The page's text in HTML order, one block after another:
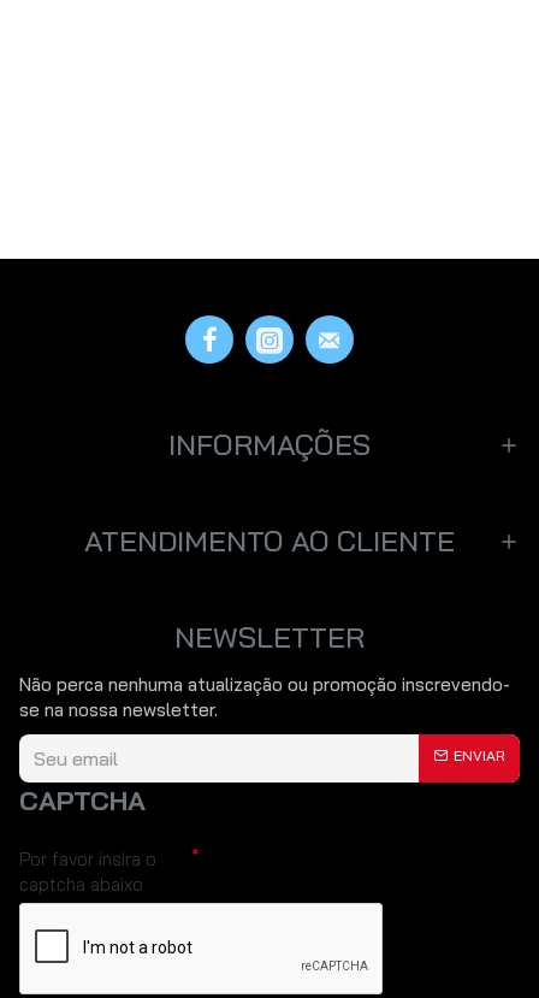
INFORMAÇÕES
ATENDIMENTO AO CLIENTE
NEWSLETTER
Não perca nenhuma atualização ou promoção inscrevendo-
se na nossa newsletter.
ENVIAR
CAPTCHA
Por favor insira o
captcha abaixo